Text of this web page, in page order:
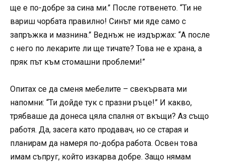
ще е по-добре за сина ми.” После готвенето. “Ти не
вариш чорбата правилно! Синът ми яде само с
запръжка и мазнина.” Веднъж не издържах: “А после
с него по лекарите ли ще тичате? Това не е храна, а
пряк път към стомашни проблеми!”
Опитах се да сменя мебелите – свекървата ми
напомни: “Ти дойде тук с празни ръце!” И какво,
трябваше да донеса цяла спалня от вкъщи? Аз също
работя. Да, засега като продавач, но се старая и
планирам да намеря по-добра работа. Освен това
имам съпруг, който изкарва добре. Защо нямам